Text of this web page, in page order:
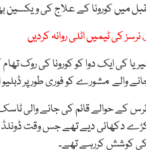
میں کورونا کے علاج کی ویکسین
نرسز کی ٹیمیں اٹلی روانہ کردیں
کی ایک دوا کو کورونا کی روک
والے مشورے کو فوری طور پر ڈبلیو
کے حوالے قائم کی جانے والی
پکڑے دکھائی دیے تھے جس وقت
کوشش کررہے تھے۔